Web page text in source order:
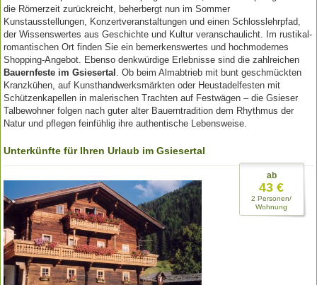
die Römerzeit zurückreicht, beherbergt nun im Sommer
Kunstausstellungen, Konzertveranstaltungen und einen Schlosslehrpfad,
der Wissenswertes aus Geschichte und Kultur veranschaulicht. Im rustikal-
romantischen Ort finden Sie ein bemerkenswertes und hochmodernes
Shopping-Angebot. Ebenso denkwürdige Erlebnisse sind die zahlreichen
Bauernfeste im Gsiesertal
. Ob beim Almabtrieb mit bunt geschmückten
Kranzkühen, auf Kunsthandwerksmärkten oder Heustadelfesten mit
Schützenkapellen in malerischen Trachten auf Festwägen – die Gsieser
Talbewohner folgen nach guter alter Bauerntradition dem Rhythmus der
Natur und pflegen feinfühlig ihre authentische Lebensweise.
Unterkünfte für Ihren Urlaub im Gsiesertal
ab
43 €
2 Personen/
Wohnung